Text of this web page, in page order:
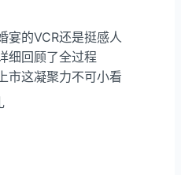
宴的VCR还是挺感人
细回顾了全过程
市这凝聚力不可小看